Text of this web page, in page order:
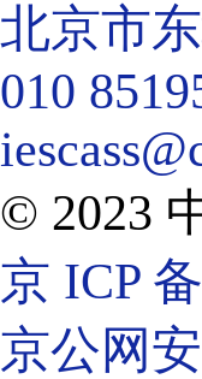
北京市
010
© 2023
京 ICP
京公网